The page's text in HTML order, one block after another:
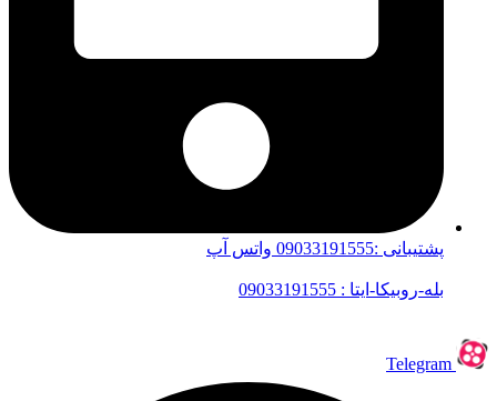
پشتیبانی :09033191555 واتس آپ
بله-روبیکا-ایتا : 09033191555
Telegram